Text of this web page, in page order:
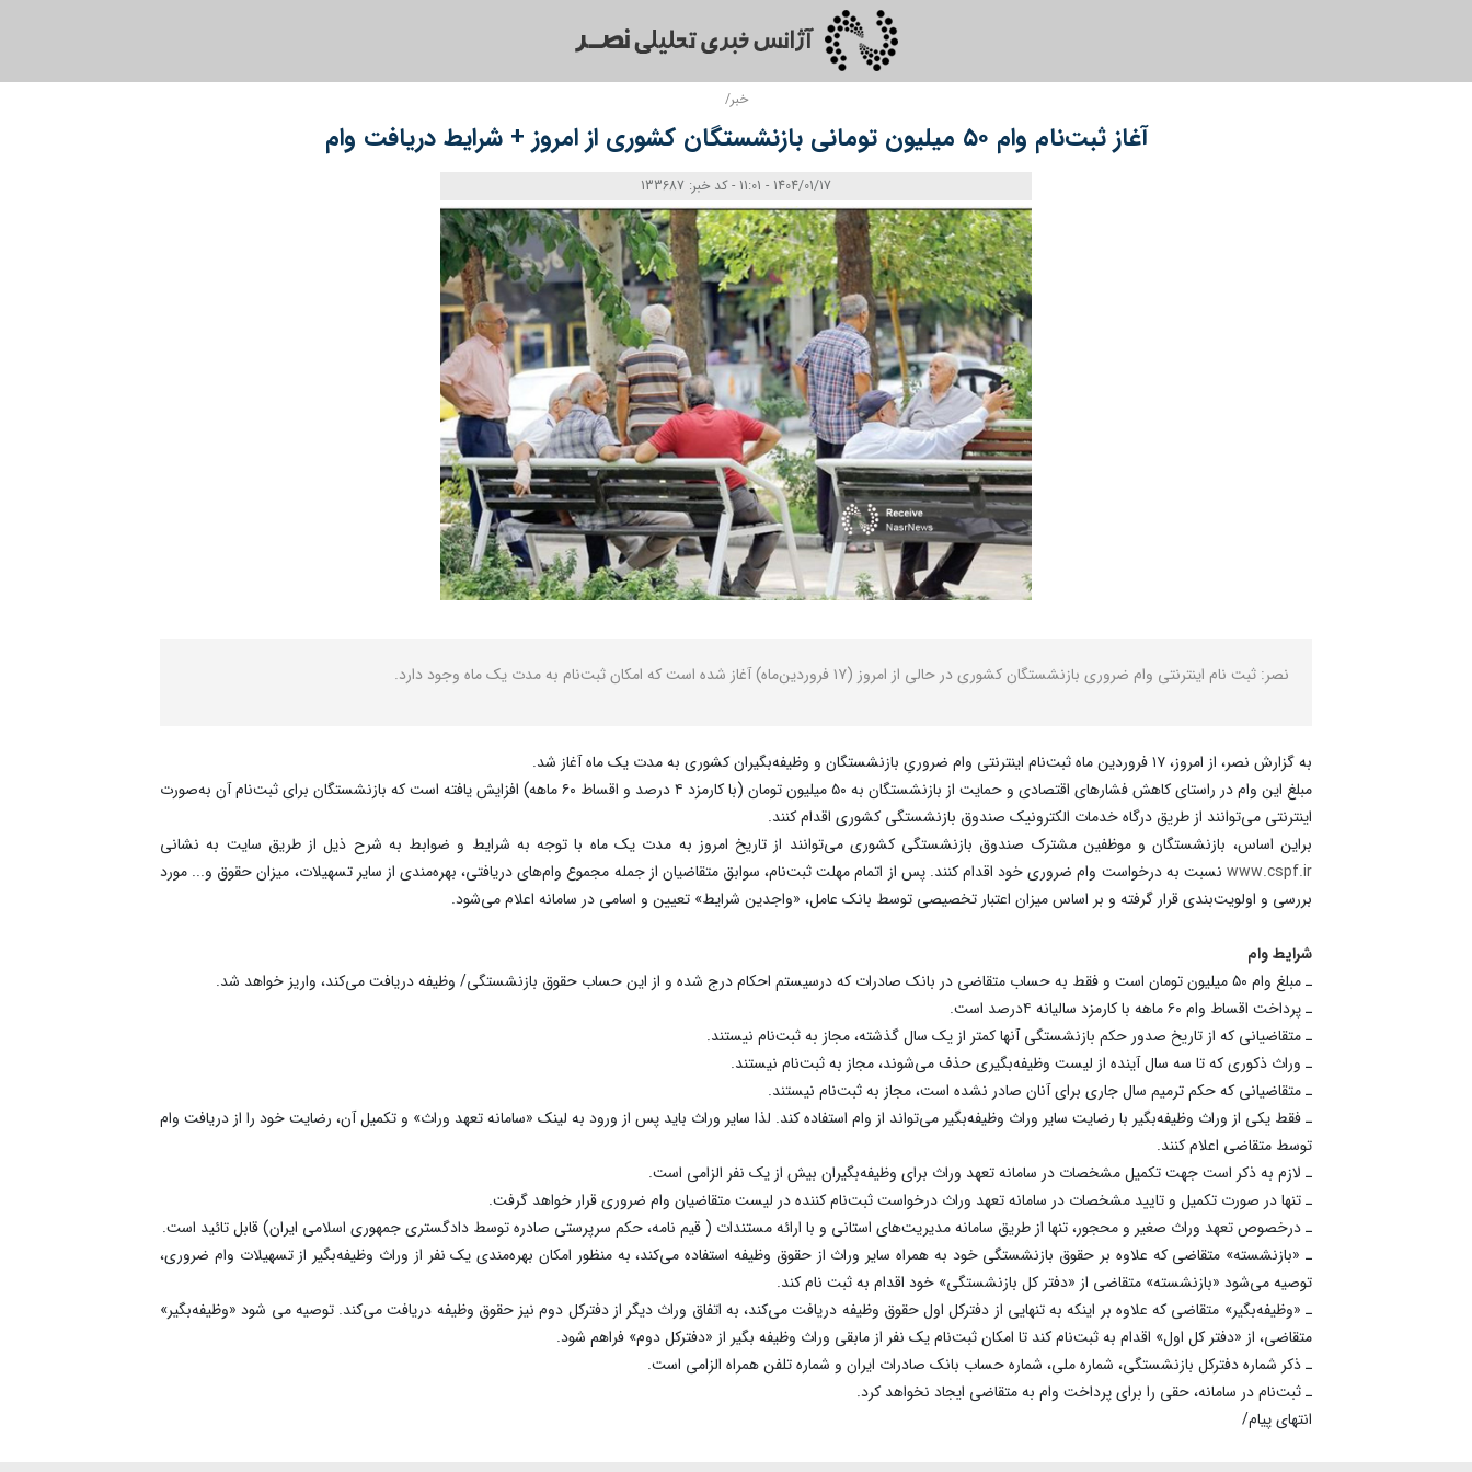
خبر/
آغاز ثبت‌نام وام ۵۰ میلیون تومانی بازنشستگان کشوری از امروز + شرایط دریافت وام
1404/01/17 - 11:01 - کد خبر: 133687
نصر: ثبت‌ نام اینترنتی وام ضروری بازنشستگان کشوری در حالی از امروز (۱۷ فروردین‌ماه) آغاز شده است که امکان ثبت‌نام به مدت یک ماه وجود دارد.
به گزارش نصر،‌ از امروز، ۱۷ فروردین ماه ثبت‌نام اینترنتی وام ضروریِ بازنشستگان و وظیفه‌بگیران کشوری به مدت یک ماه آغاز شد.
مبلغ این وام در راستای کاهش فشارهای اقتصادی و حمایت از بازنشستگان به ۵۰ میلیون تومان (با کارمزد ۴ درصد و اقساط ۶۰ ماهه) افزایش یافته است که بازنشستگان برای ثبت‌نام آن به‌صورت
اینترنتی می‌توانند از طریق درگاه خدمات الکترونیک صندوق بازنشستگی کشوری اقدام کنند.
براین اساس، بازنشستگان و موظفین مشترک صندوق بازنشستگی کشوری می‌توانند از تاریخ امروز به مدت یک ماه با توجه به شرایط و ضوابط به شرح ذیل از طریق سایت به نشانی
www.cspf.ir نسبت به درخواست وام ضروری خود اقدام کنند. پس از اتمام مهلت ثبت‌نام، سوابق متقاضیان از جمله مجموع وام‌های دریافتی، بهره‌مندی از سایر تسهیلات، میزان حقوق و... مورد
بررسی و اولویت‌بندی قرار گرفته و بر اساس میزان اعتبار تخصیصی توسط بانک عامل، «واجدین شرایط» تعیین و اسامی در سامانه اعلام می‌شود.
شرایط وام
ـ مبلغ وام ۵۰ میلیون تومان است و فقط به حساب متقاضی در بانک صادرات که درسیستم احکام درج شده و از این حساب حقوق بازنشستگی/ وظیفه دریافت می‌کند، واریز خواهد شد.
ـ پرداخت اقساط وام ۶۰ ماهه با کارمزد سالیانه ۴درصد است.
ـ متقاضیانی که از تاریخ صدور حکم بازنشستگی آنها کمتر از یک سال گذشته، مجاز به ثبت‌نام نیستند.
ـ وراث ذکوری که تا سه سال آینده از لیست وظیفه‌بگیری حذف می‌شوند، مجاز به ثبت‌نام نیستند.
ـ متقاضیانی که حکم ترمیم سال جاری برای آنان صادر نشده است، مجاز به ثبت‌نام نیستند.
ـ فقط یکی از وراث وظیفه‌بگیر با رضایت سایر وراث وظیفه‌بگیر می‌تواند از وام استفاده کند. لذا سایر وراث باید پس از ورود به لینک «سامانه تعهد وراث» و تکمیل آن، رضایت خود را از دریافت وام
توسط متقاضی اعلام کنند.
ـ لازم به ذکر است جهت تکمیل مشخصات در سامانه تعهد وراث برای وظیفه‌بگیران بیش از یک نفر الزامی است.
ـ تنها در صورت تکمیل و تایید مشخصات در سامانه تعهد وراث درخواست ثبت‌نام کننده در لیست متقاضیان وام ضروری قرار خواهد گرفت.
ـ درخصوص تعهد وراث صغیر و محجور، تنها از طریق سامانه مدیریت‌های استانی و با ارائه مستندات ( قیم نامه، حکم سرپرستی صادره توسط دادگستری جمهوری اسلامی ایران) قابل تائید است.
ـ «بازنشسته» متقاضی که علاوه بر حقوق بازنشستگی خود به همراه سایر وراث از حقوق وظیفه استفاده می‌کند، به منظور امکان بهره‌مندی یک نفر از وراث وظیفه‌بگیر از تسهیلات وام ضروری،
توصیه می‌شود «بازنشسته» متقاضی از «دفتر کل بازنشستگی» خود اقدام به ثبت نام کند.
ـ «وظیفه‌بگیر» متقاضی که علاوه بر اینکه به تنهایی از دفترکل اول حقوق وظیفه دریافت می‌کند، به اتفاق وراث دیگر از دفترکل دوم نیز حقوق وظیفه دریافت می‌کند. توصیه می شود «وظیفه‌بگیر»
متقاضی، از «دفتر کل اول» اقدام به ثبت‌نام کند تا امکان ثبت‌نام یک نفر از مابقی وراث وظیفه بگیر از «دفترکل دوم» فراهم شود.
ـ ذکر شماره دفترکل بازنشستگی، شماره ملی، شماره حساب بانک صادرات ایران و شماره تلفن همراه الزامی است.
ـ ثبت‌نام در سامانه، حقی را برای پرداخت وام به متقاضی ایجاد نخواهد کرد.
انتهای پیام/